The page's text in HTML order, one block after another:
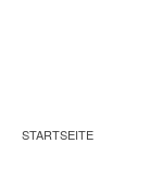
STARTSEITE